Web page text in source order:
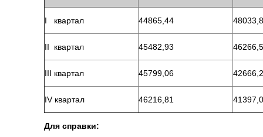
I квартал 44865,44
II квартал 45482,93
III квартал 45799,06
IV квартал 46216,81
Для справки: